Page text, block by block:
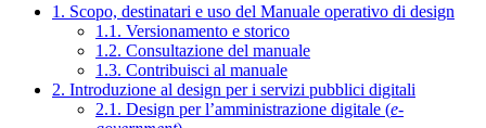
1. Scopo, destinatari e uso del Manuale operativo di design
1.1. Versionamento e storico
1.2. Consultazione del manuale
1.3. Contribuisci al manuale
2. Introduzione al design per i servizi pubblici digitali
2.1. Design per l’amministrazione digitale (e-